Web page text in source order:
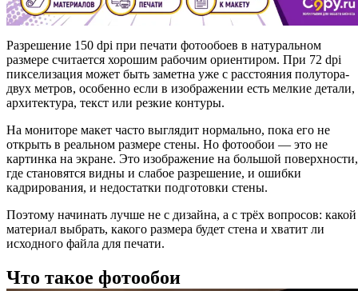
Разрешение 150 dpi при печати фотообоев в натуральном
размере считается хорошим рабочим ориентиром. При 72 dpi
пикселизация может быть заметна уже с расстояния полутора-
двух метров, особенно если в изображении есть мелкие детали,
архитектура, текст или резкие контуры.
На мониторе макет часто выглядит нормально, пока его не
открыть в реальном размере стены. Но фотообои — это не
картинка на экране. Это изображение на большой поверхности,
где становятся видны и слабое разрешение, и ошибки
кадрирования, и недостатки подготовки стены.
Поэтому начинать лучше не с дизайна, а с трёх вопросов: какой
материал выбрать, какого размера будет стена и хватит ли
исходного файла для печати.
Что такое фотообои